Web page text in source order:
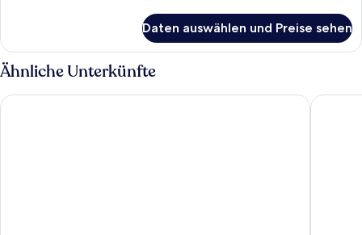
Zimmer
Daten auswählen und Preise sehen
Ähnliche Unterkünfte
EPIC SANA Lisboa Hotel EPIC